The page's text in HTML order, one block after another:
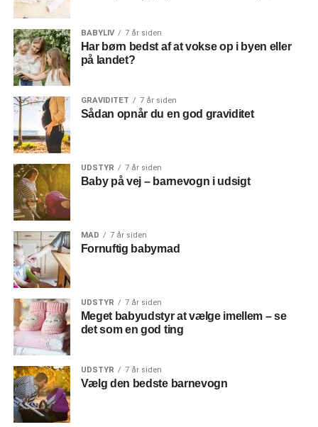
BABYLIV 7 år siden
Har børn bedst af at vokse op i byen eller
på landet?
GRAVIDITET 7 år siden
Sådan opnår du en god graviditet
UDSTYR 7 år siden
Baby på vej – barnevogn i udsigt
MAD 7 år siden
Fornuftig babymad
UDSTYR 7 år siden
Meget babyudstyr at vælge imellem – se
det som en god ting
UDSTYR 7 år siden
Vælg den bedste barnevogn